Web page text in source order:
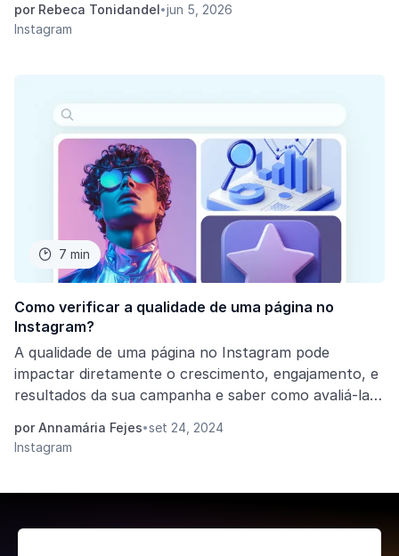
por Rebeca Tonidandel•jun 5, 2026
Instagram
 7 min
Como verificar a qualidade de uma página no
Instagram?
A qualidade de uma página no Instagram pode
impactar diretamente o crescimento, engajamento, e
resultados da sua campanha e saber como avaliá-la é
plataforma. Nesse post vamos mostrar como avaliar
a qualidade da página e melhorar seus resultados de
por Annamária Fejes•set 24, 2024
Instagram